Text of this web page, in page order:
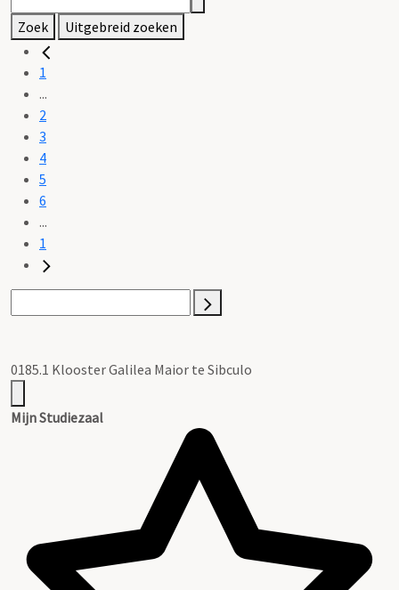
Zoek Uitgebreid zoeken
1
...
2
3
4
5
6
...
1
0185.1 Klooster Galilea Maior te Sibculo
Mijn Studiezaal